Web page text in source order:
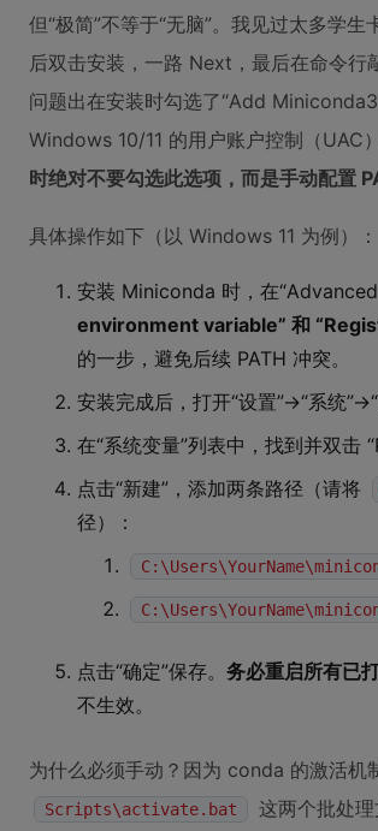
但“极简”不等于“无脑”。我见过太多学
后双击安装，一路 Next，最后在命令
问题出在安装时勾选了“Add
Windows 10/11 的用户账户控制（UAC
时绝对不要勾选此选项，而是手动配置
具体操作如下（以 Windows 11 为例）：
安装 Miniconda 时，在“Advanced
environment variable” 和
的一步，避免后续 PATH 冲突。
安装完成后，打开“设置”→“系统
在“系统变量”列表中，找到并双击
点击“新建”，添加两条路径（请将
径）：
点击“确定”保存。 务必重启所有已
不生效。
为什么必须手动？因为 conda 的激活机
Scripts\activate.bat
这两个批处